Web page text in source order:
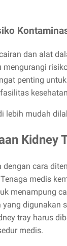
dan alat
mengurangi
penting
lebih mudah
Kidney
dengan cara
medis
menampung
digunakan
tray harus
medis.